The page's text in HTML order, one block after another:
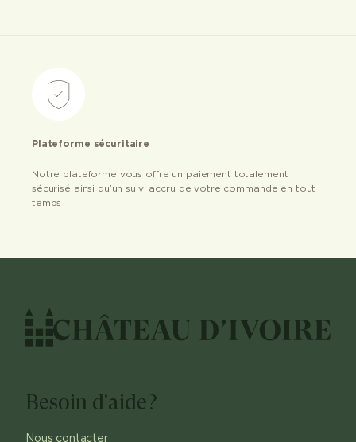
Plateforme sécuritaire
Notre plateforme vous offre un paiement totalement
sécurisé ainsi qu’un suivi accru de votre commande en tout
temps
Besoin d'aide?
Nous contacter